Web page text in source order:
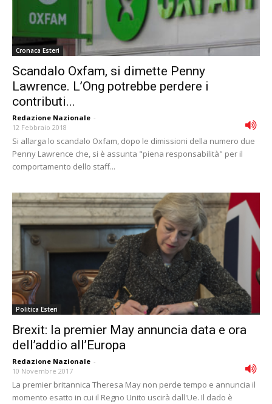
Cronaca Esteri
Scandalo Oxfam, si dimette Penny
Lawrence. L’Ong potrebbe perdere i
contributi...
Redazione Nazionale -
12 Febbraio 2018
Si allarga lo scandalo Oxfam, dopo le dimissioni della numero due
Penny Lawrence che, si è assunta "piena responsabilità" per il
comportamento dello staff...
Politica Esteri
Brexit: la premier May annuncia data e ora
dell’addio all’Europa
Redazione Nazionale -
10 Novembre 2017
La premier britannica Theresa May non perde tempo e annuncia il
momento esatto in cui il Regno Unito uscirà dall'Ue. Il dado è